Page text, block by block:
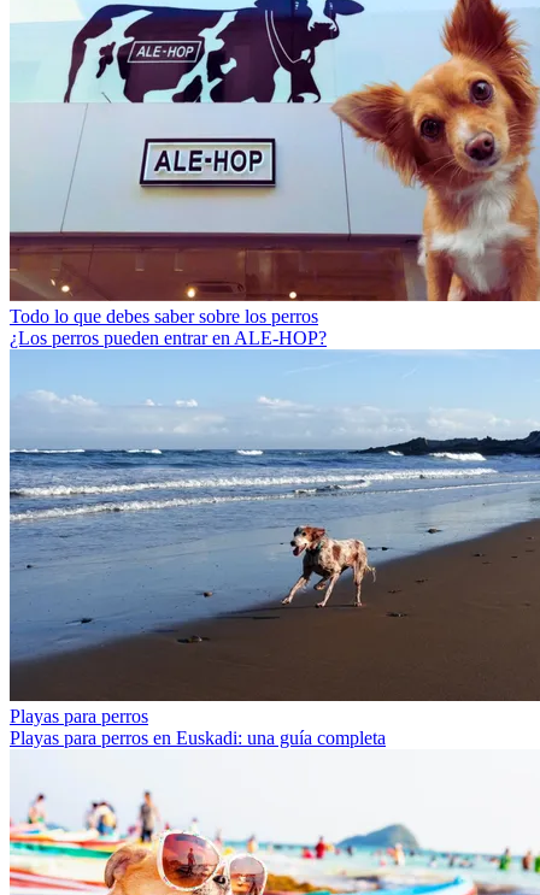
Todo lo que debes saber sobre los perros
¿Los perros pueden entrar en ALE-HOP?
Playas para perros
Playas para perros en Euskadi: una guía completa